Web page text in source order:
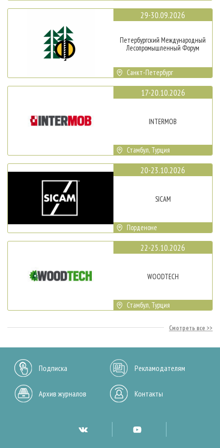
29-30.09.2026
Петербургский Международный
Лесопромышленный Форум
Санкт-Петербург
17-20.10.2026
INTERMOB
Стамбул, Турция
20-23.10.2026
SICAM
Порденоне
22-25.10.2026
WOODTECH
Стамбул, Турция
Смотреть все
Подписка Рекламодателям
Архив журналов Контакты